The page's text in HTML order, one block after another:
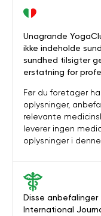
Disse
International
Unagrande
ikke indeholde
sundhed tilsigter
erstatning for
Før du foretager
oplysninger,
relevante
leverer ingen
oplysninger i